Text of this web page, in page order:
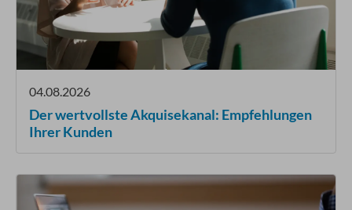
04.08.2026
Der wertvollste Akquisekanal: Empfehlungen
Ihrer Kunden